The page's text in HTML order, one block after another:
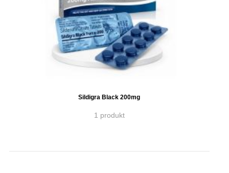
Sildigra Black 200mg
1 produkt